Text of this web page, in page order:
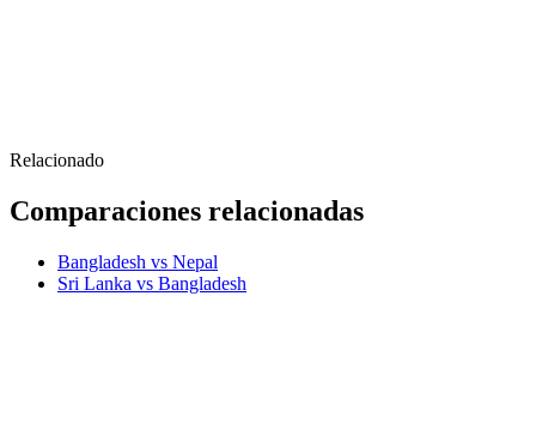
Relacionado
Comparaciones relacionadas
Bangladesh vs Nepal
Sri Lanka vs Bangladesh